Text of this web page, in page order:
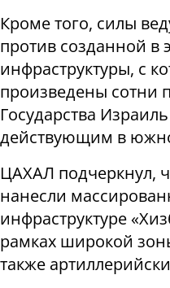
Кроме того, силы
против созданной в
инфраструктуры, с
произведены сотни
Государства
действующим в
ЦАХАЛ подчеркнул,
нанесли
инфраструктуре
рамках широкой
также